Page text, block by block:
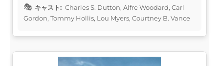
キャスト: Charles S. Dutton, Alfre Woodard, Carl
Gordon, Tommy Hollis, Lou Myers, Courtney B. Vance